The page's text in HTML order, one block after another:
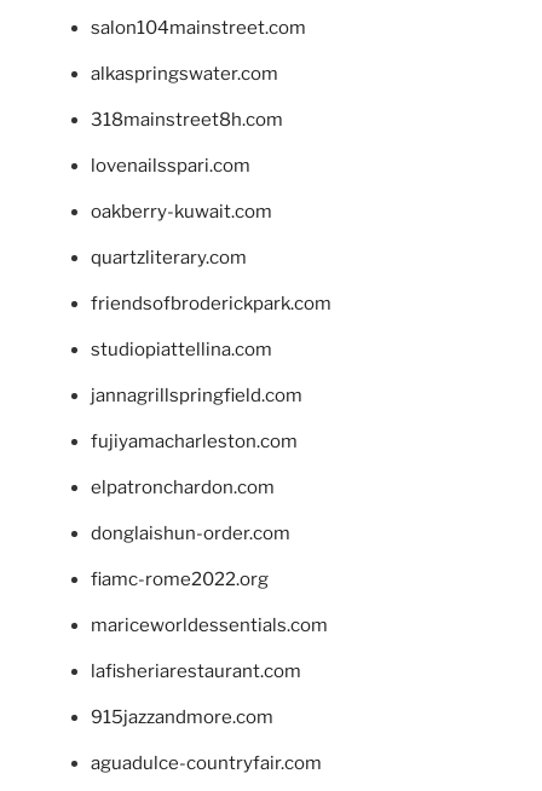
salon104mainstreet.com
alkaspringswater.com
318mainstreet8h.com
lovenailsspari.com
oakberry-kuwait.com
quartzliterary.com
friendsofbroderickpark.com
studiopiattellina.com
jannagrillspringfield.com
fujiyamacharleston.com
elpatronchardon.com
donglaishun-order.com
fiamc-rome2022.org
mariceworldessentials.com
lafisheriarestaurant.com
915jazzandmore.com
aguadulce-countryfair.com